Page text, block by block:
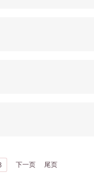
下一页 尾页